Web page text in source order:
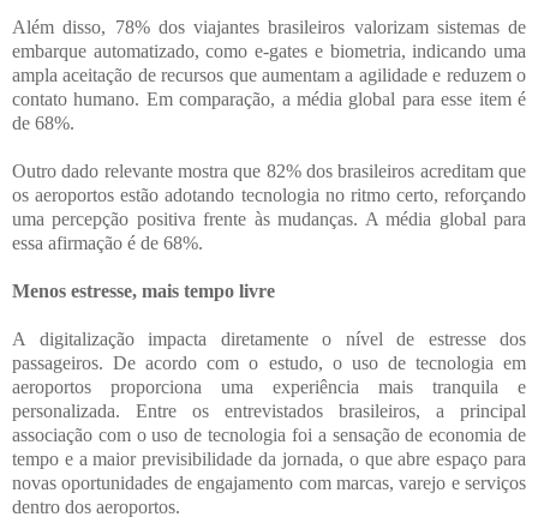
Além disso, 78% dos viajantes brasileiros valorizam sistemas de
embarque automatizado, como e-gates e biometria, indicando uma
ampla aceitação de recursos que aumentam a agilidade e reduzem o
contato humano. Em comparação, a média global para esse item é
de 68%.
Outro dado relevante mostra que 82% dos brasileiros acreditam que
os aeroportos estão adotando tecnologia no ritmo certo, reforçando
uma percepção positiva frente às mudanças. A média global para
essa afirmação é de 68%.
Menos estresse, mais tempo livre
A digitalização impacta diretamente o nível de estresse dos
passageiros. De acordo com o estudo, o uso de tecnologia em
aeroportos proporciona uma experiência mais tranquila e
personalizada. Entre os entrevistados brasileiros, a principal
associação com o uso de tecnologia foi a sensação de economia de
tempo e a maior previsibilidade da jornada, o que abre espaço para
novas oportunidades de engajamento com marcas, varejo e serviços
dentro dos aeroportos.